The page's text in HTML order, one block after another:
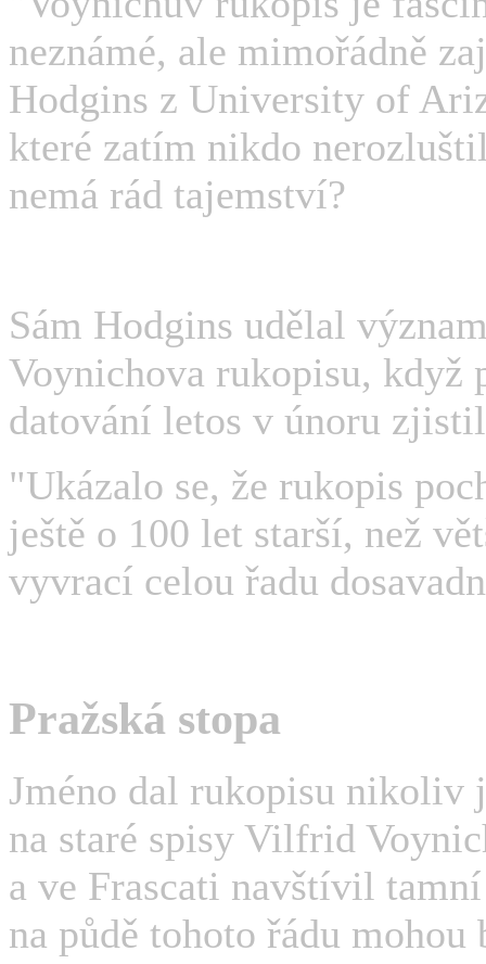
neznámé, ale mimořádně
Hodgins z University of
které zatím nikdo
nemá rád tajemství?
Sám Hodgins udělal
Voynichova rukopisu, když
datování letos v únoru
"Ukázalo se, že rukopis
ještě o 100 let starší, než
vyvrací celou řadu
Pražská stopa
Jméno dal rukopisu nikoliv
na staré spisy Vilfrid
a ve Frascati navštívil
na půdě tohoto řádu